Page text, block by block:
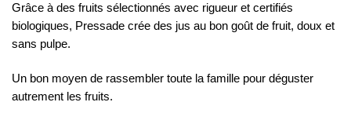
Grâce à des fruits sélectionnés avec rigueur et certifiés
biologiques, Pressade crée des jus au bon goût de fruit, doux et
sans pulpe.
Un bon moyen de rassembler toute la famille pour déguster
autrement les fruits.